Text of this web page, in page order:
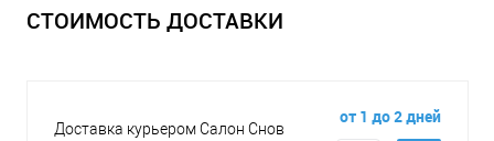
СТОИМОСТЬ ДОСТАВКИ
Доставка курьером Салон Снов
от 1 до 2 дней